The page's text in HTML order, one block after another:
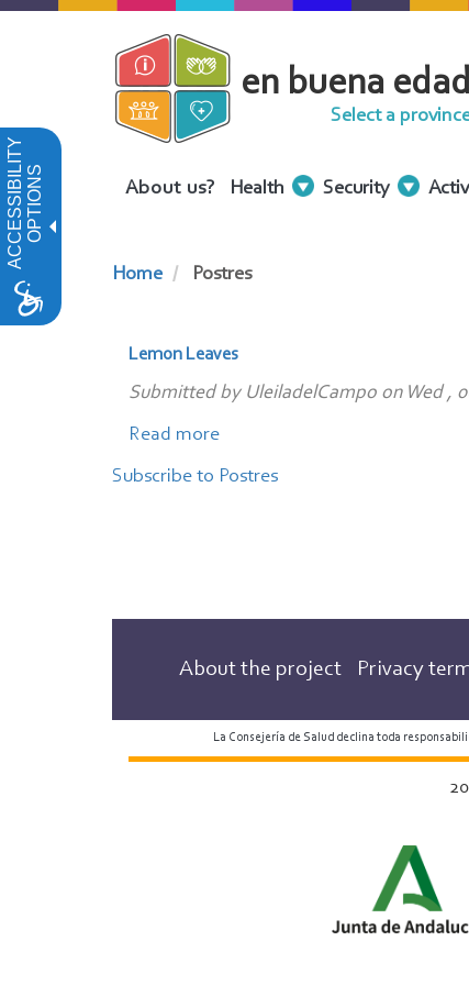
ACCESSIBILITYOPTIONS
Skip
en buena edad
Select a
Menu
About us? Health Security
Home Postres
Lemon Leaves
Submitted by UleiladelCampo on Wed ,
Read more
Lemon
Subscribe to Postres
About the project Privacy
La Consejería de Salud declina toda